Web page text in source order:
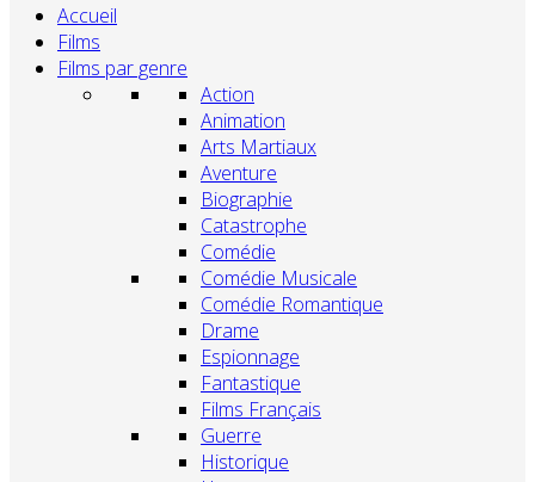
Accueil
Films
Films par genre
Action
Animation
Arts Martiaux
Aventure
Biographie
Catastrophe
Comédie
Comédie Musicale
Comédie Romantique
Drame
Espionnage
Fantastique
Films Français
Guerre
Historique